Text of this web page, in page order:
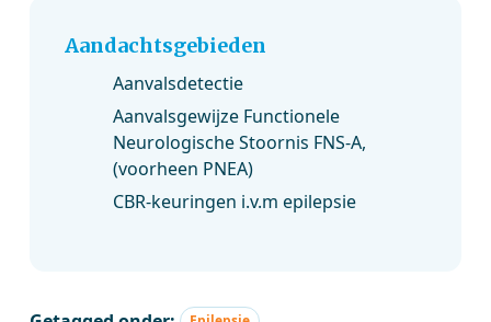
Aandachtsgebieden
Aanvalsdetectie
Aanvalsgewijze Functionele
Neurologische Stoornis FNS-A,
(voorheen PNEA)
CBR-keuringen i.v.m epilepsie